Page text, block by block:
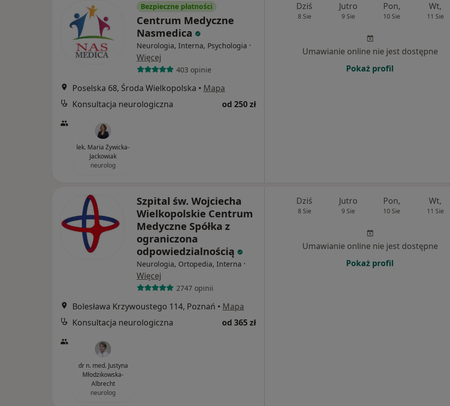
Bezpieczne płatności
Centrum Medyczne
Nasmedica
Neurologia, Interna, Psychologia ·
Więcej
403 opinie
Poselska 68, Środa Wielkopolska • Mapa
Konsultacja neurologiczna
od 250 zł
lek. Maria Żywicka-
Jackowiak
neurolog
Dziś
8 Sie
Jutro
9 Sie
Pon,
10 Sie
Wt,
11 Sie
Umawianie online nie jest dostępne
Pokaż profil
Szpital św. Wojciecha
Wielkopolskie Centrum
Medyczne Spółka z
ograniczona
odpowiedzialnością
Neurologia, Ortopedia, Interna ·
Więcej
2747 opinii
Bolesława Krzywoustego 114, Poznań • Mapa
Konsultacja neurologiczna
od 365 zł
dr n. med. Justyna
Młodzikowska-
Albrecht
neurolog
Dziś
8 Sie
Jutro
9 Sie
Pon,
10 Sie
Wt,
11 Sie
Umawianie online nie jest dostępne
Pokaż profil